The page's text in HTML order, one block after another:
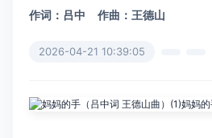
作词：吕中 作曲：王德山
2026-04-21 10:39:05